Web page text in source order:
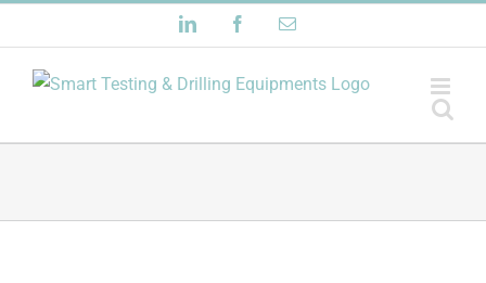
au
contenu
LinkedIn FacebookEmail